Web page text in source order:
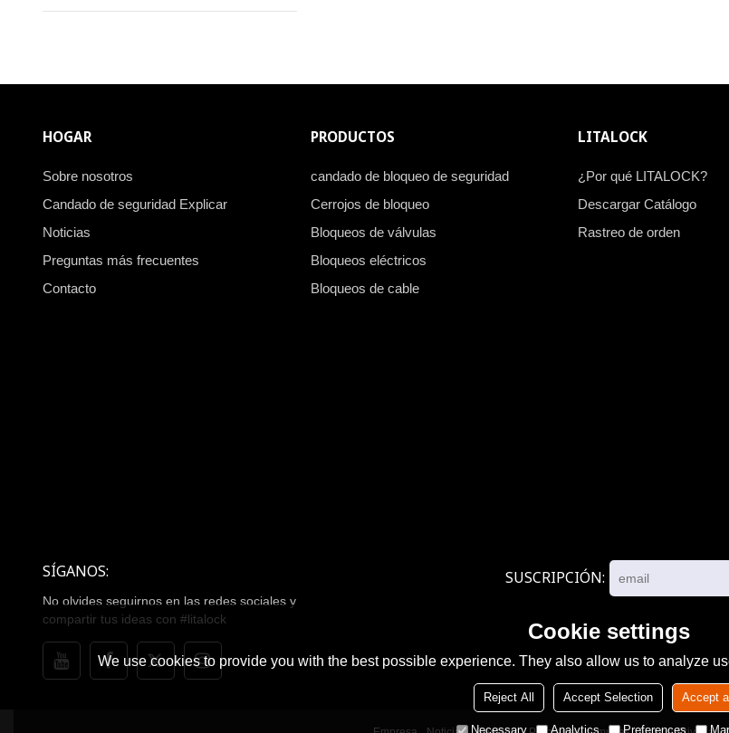
HOGAR
Sobre nosotros
Candado de seguridad Explicar
Noticias
Preguntas más frecuentes
Contacto
PRODUCTOS
candado de bloqueo de seguridad
Cerrojos de bloqueo
Bloqueos de válvulas
Bloqueos eléctricos
Bloqueos de cable
LITALOCK
¿Por qué LITALOCK?
Descargar Catálogo
Rastreo de orden
SÍGANOS:
No olvides seguirnos en las redes sociales y
compartir tus ideas con #litalock
SUSCRIPCIÓN
Cookie settings
We use cookies to provide you with the best possible experience. They also allow us to analyze
Reject All Accept Selection Accept all
Necessary Analytics Preferences